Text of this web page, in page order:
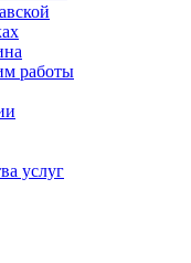
работы
услуг